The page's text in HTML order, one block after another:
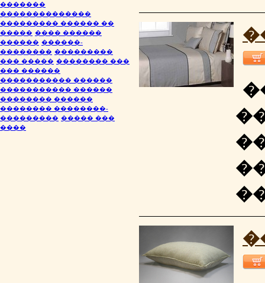
�������
��������������
��������� ������ ��
����� ���� ������
������ ������-
�������� ���������
��� ����� �������� ���
��� ������
����������� ������
����������� ������
�������� ������
�������� ��������-
��������� ����� ���
����